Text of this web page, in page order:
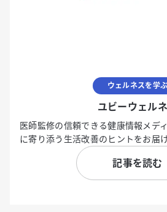
ウェルネスを学ぶ
ユビーウェル
医師監修の信頼できる健康情報メデ
に寄り添う生活改善のヒントをお届け
記事を読む